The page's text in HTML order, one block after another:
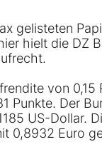
gelisteten
hielt die DZ
von
Punkte. Der
US-Dollar.
0,8932 Euro